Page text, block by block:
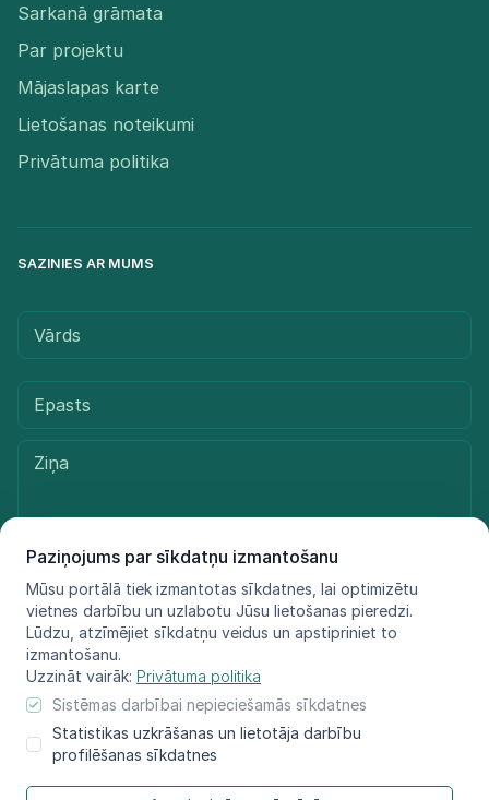
Paziņojums par sīkdatņu izmantošanu
Mūsu portālā tiek izmantotas sīkdatnes, lai optimizētu
vietnes darbību un uzlabotu Jūsu lietošanas pieredzi.
Lūdzu, atzīmējiet sīkdatņu veidus un apstipriniet to
izmantošanu.
Uzzināt vairāk: Privātuma politika
Sistēmas darbībai nepieciešamās sīkdatnes
Statistikas uzkrāšanas un lietotāja darbību
profilēšanas sīkdatnes
Sarkanā grāmata
Par projektu
Mājaslapas karte
Lietošanas noteikumi
Privātuma politika
SAZINIES AR MUMS
Sūtīt ziņu
redzējumu, Eiropas Klimata, infrastruktūras
un vides izpildaģentūra nav atbildīga par šeit sniegtās informācijas